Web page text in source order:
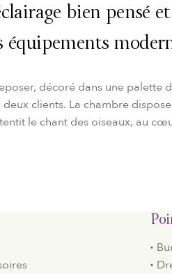
bien pensé
décoré dans une palette
clients. La chambre dispose
le chant des oiseaux, au